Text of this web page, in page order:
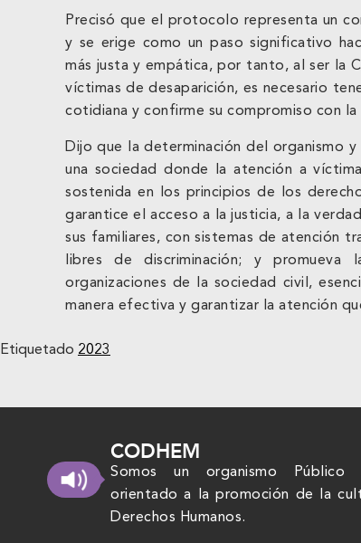
Precisó que el protocolo representa un
y se erige como un paso significativo
más justa y empática, por tanto, al ser la
víctimas de desaparición, es necesario
cotidiana y confirme su compromiso con
Dijo que la determinación del organismo
una sociedad donde la atención a
sostenida en los principios de los
garantice el acceso a la justicia, a la
sus familiares, con sistemas de atención
libres de discriminación; y
organizaciones de la sociedad civil,
manera efectiva y garantizar la atención
Etiquetado 2023
CODHEM
Somos un organismo Público
orientado a la promoción de la
Derechos Humanos.